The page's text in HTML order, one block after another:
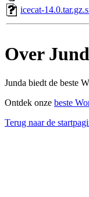
icecat-
Over
Junda biedt de beste
Ontdek onze beste
Terug naar de